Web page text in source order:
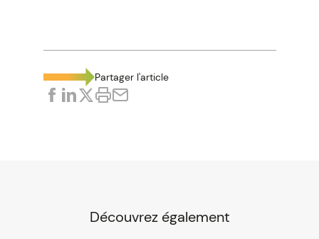
Partager l'article
Découvrez également